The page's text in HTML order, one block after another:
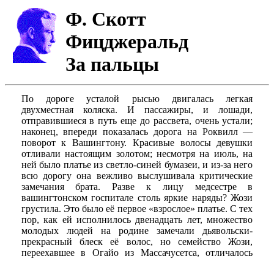
Ф. Скотт
Фицджеральд
За пальцы
По дороге усталой рысью двигалась легкая
двухместная коляска. И пассажиры, и лошади,
отправившиеся в путь еще до рассвета, очень устали;
наконец, впереди показалась дорога на Роквилл —
поворот к Вашингтону. Красивые волосы девушки
отливали настоящим золотом; несмотря на июль, на
ней было платье из светло-синей бумазеи, и из-за него
всю дорогу она вежливо выслушивала критические
замечания брата. Разве к лицу медсестре в
вашингтонском госпитале столь яркие наряды? Жози
грустила. Это было её первое «взрослое» платье. С тех
пор, как ей исполнилось двенадцать лет, множество
молодых людей на родине замечали дьявольски-
прекрасный блеск её волос, но семейство Жози,
переехавшее в Огайо из Массачусетса, отличалось